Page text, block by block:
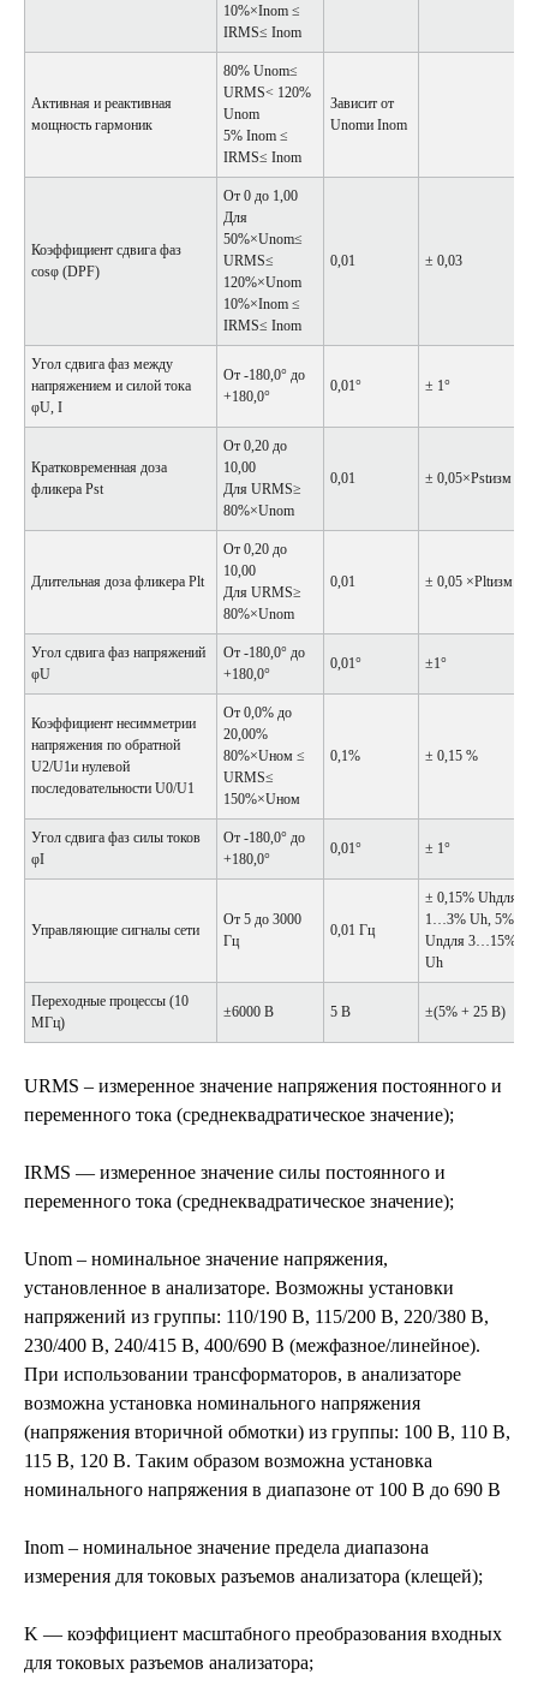
10%×Inom ≤
IRMS≤ Inom
Активная и реактивная
мощность гармоник
80% Unom≤
URMS< 120%
Unom
5% Inom ≤
IRMS≤ Inom
Зависит от
Unomи Inom
Коэффициент сдвига фаз
cosφ (DPF)
От 0 до 1,00
Для
50%×Unom≤
URMS≤
120%×Unom
10%×Inom ≤
IRMS≤ Inom
0,01 ± 0,03
Угол сдвига фаз между
напряжением и силой тока
φU, I
От -180,0° до
+180,0°
0,01° ± 1°
Кратковременная доза
фликера Pst
От 0,20 до
10,00
Для URMS≥
80%×Unom
0,01 ± 0,05×Pstизм
Длительная доза фликера Plt
От 0,20 до
10,00
Для URMS≥
80%×Unom
0,01 ± 0,05 ×Pltизм
Угол сдвига фаз напряжений
φU
От -180,0° до
+180,0°
0,01° ±1°
Коэффициент несимметрии
напряжения по обратной
U2/U1и нулевой
последовательности U0/U1
От 0,0% до
20,00%
80%×Uном ≤
URMS≤
150%×Uном
0,1% ± 0,15 %
Угол сдвига фаз силы токов
φI
От -180,0° до
+180,0°
0,01° ± 1°
Управляющие сигналы сети
От 5 до 3000
Гц
0,01 Гц
± 0,15% Uhдля
1…3% Uh, 5%
Unдля 3…15%
Uh
Переходные процессы (10
МГц)
±6000 В 5 В ±(5% + 25 В)
URMS – измеренное значение напряжения постоянного и
переменного тока (среднеквадратическое значение);
IRMS — измеренное значение силы постоянного и
переменного тока (среднеквадратическое значение);
Unom – номинальное значение напряжения,
установленное в анализаторе. Возможны установки
напряжений из группы: 110/190 В, 115/200 В, 220/380 В,
230/400 В, 240/415 В, 400/690 В (межфазное/линейное).
При использовании трансформаторов, в анализаторе
возможна установка номинального напряжения
(напряжения вторичной обмотки) из группы: 100 В, 110 В,
115 В, 120 В. Таким образом возможна установка
номинального напряжения в диапазоне от 100 В до 690 В
Inom – номинальное значение предела диапазона
измерения для токовых разъемов анализатора (клещей);
K — коэффициент масштабного преобразования входных
для токовых разъемов анализатора;